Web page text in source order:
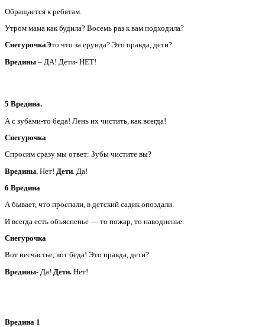
Обращается к ребятам.
Утром мама как будила? Восемь раз к вам подходила?
СнегурочкаЭто что за ерунда? Это правда, дети?
Вредины – ДА! Дети- НЕТ!
5 Вредина.
А с зубами-то беда! Лень их чистить, как всегда!
Снегурочка
Спросим сразу мы ответ: Зубы чистите вы?
Вредины. Нет! Дети . Да!
6 Вредина
А бывает, что проспали, в детский садик опоздали.
И всегда есть объясненье — то пожар, то наводненье.
Снегурочка
Вот несчастье, вот беда! Это правда, дети?
Вредины- Да! Дети. Нет!
Вредина 1